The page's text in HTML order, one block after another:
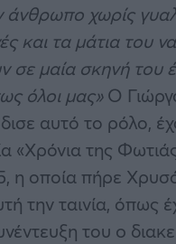
άνθρωπο χωρίς
και τα μάτια του
σε μαία σκηνή του
όλοι μας»Ο
αυτό το ρόλο,
«Χρόνια της
η οποία πήρε
την ταινία, όπως
του o